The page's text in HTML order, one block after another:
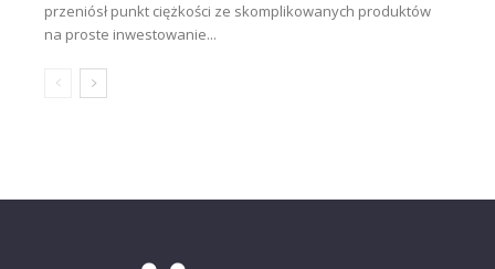
przeniósł punkt ciężkości ze skomplikowanych produktów
na proste inwestowanie...